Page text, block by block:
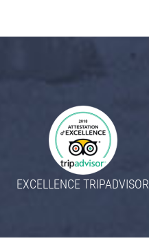
EXCELLENCE TRIPADVISOR